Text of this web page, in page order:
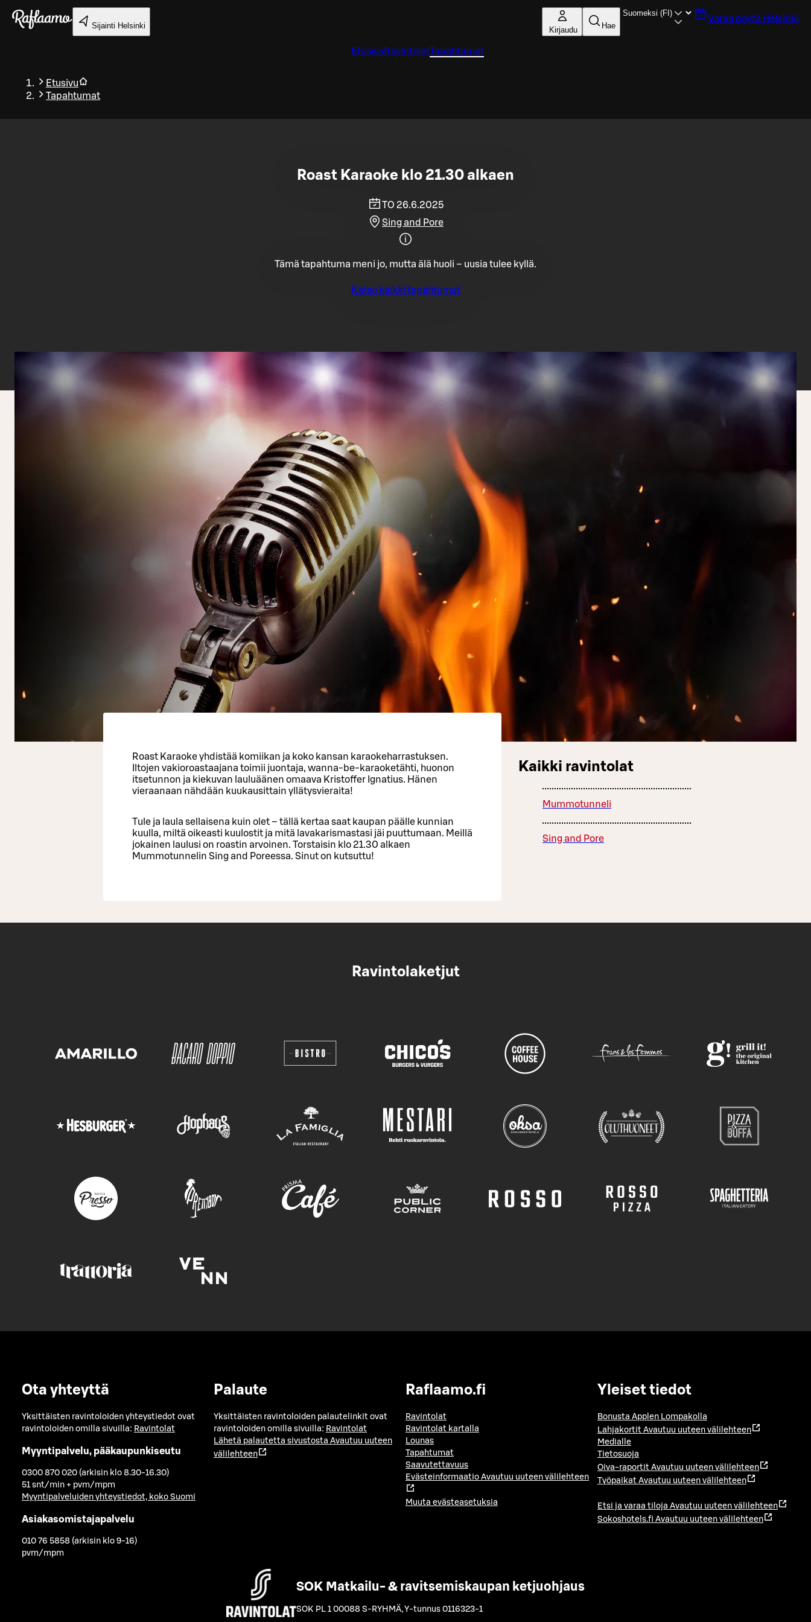
Siirry pääsisältöön
Sijainti Helsinki Kirjaudu Hae
Varaa pöytä Helsinki
Etusivu RavintolatTapahtumat
Etusivu
Tapahtumat
Takaisin
Roast Karaoke klo 21.30 alkaen
TO 26.6.2025
Sing and Pore
Tämä tapahtuma meni jo, mutta älä huoli – uusia tulee kyllä.
Katso kaikki tapahtumat
Roast Karaoke yhdistää komiikan ja koko kansan karaokeharrastuksen.
Iltojen vakioroastaajana toimii juontaja, wanna-be-karaoketähti, huonon
itsetunnon ja kiekuvan lauluäänen omaava Kristoffer Ignatius. Hänen
vieraanaan nähdään kuukausittain yllätysvieraita!
Tule ja laula sellaisena kuin olet – tällä kertaa saat kaupan päälle kunnian
kuulla, miltä oikeasti kuulostit ja mitä lavakarismastasi jäi puuttumaan. Meillä
jokainen laulusi on roastin arvoinen. Torstaisin klo 21.30 alkaen
Mummotunnelin Sing and Poreessa. Sinut on kutsuttu!
Kaikki ravintolat
Mummotunneli
Sing and Pore
Ravintolaketjut
Ota yhteyttä
Yksittäisten ravintoloiden yhteystiedot ovat
ravintoloiden omilla sivuilla: Ravintolat
Myyntipalvelu, pääkaupunkiseutu
0300 870 020 (arkisin klo 8.30-16.30)
51 snt/min + pvm/mpm
Myyntipalveluiden yhteystiedot, koko Suomi
Asiakasomistajapalvelu
010 76 5858 (arkisin klo 9-16)
pvm/mpm
Palaute
Yksittäisten ravintoloiden palautelinkit ovat
ravintoloiden omilla sivuilla: Ravintolat
Lähetä palautetta sivustosta Avautuu uuteen
välilehteen
Raflaamo.fi
Ravintolat
Ravintolat kartalla
Lounas
Tapahtumat
Saavutettavuus
Evästeinformaatio Avautuu uuteen välilehteen
Muuta evästeasetuksia
Yleiset tiedot
Bonusta Applen Lompakolla
Lahjakortit Avautuu uuteen välilehteen
Medialle
Tietosuoja
Oiva-raportit Avautuu uuteen välilehteen
Työpaikat Avautuu uuteen välilehteen
Etsi ja varaa tiloja Avautuu uuteen välilehteen
Sokoshotels.fi Avautuu uuteen välilehteen
SOK Matkailu- & ravitsemiskaupan ketjuohjaus
SOK PL 1 00088 S-RYHMÄ,Y-tunnus 0116323-1